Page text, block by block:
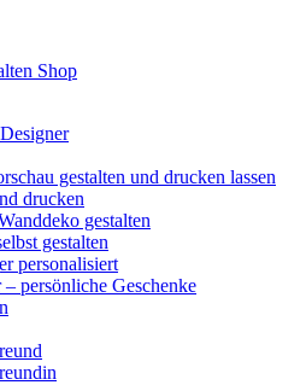
gestalten und drucken lassen
drucken
gestalten
gestalten
personalisiert
persönliche Geschenke